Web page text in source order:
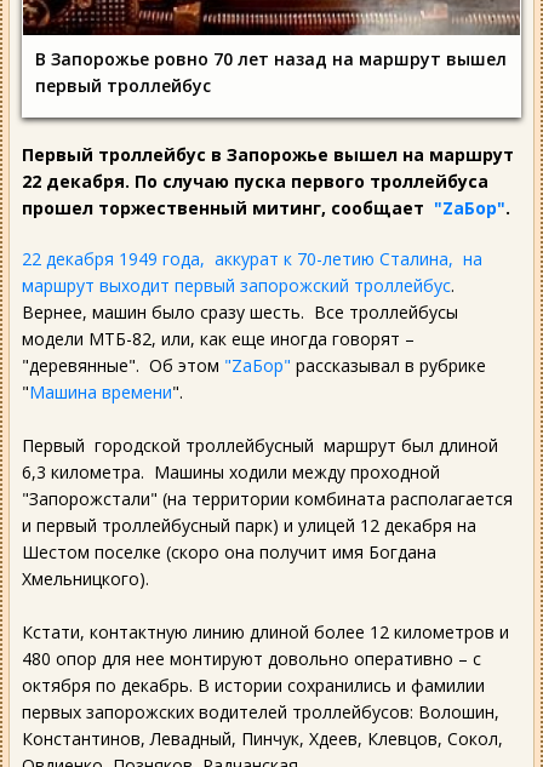
В Запорожье ровно 70 лет назад на маршрут вышел
первый троллейбус
Первый троллейбус в Запорожье вышел на маршрут
22 декабря. По случаю пуска первого троллейбуса
прошел торжественный митинг, сообщает "ZаБор".
22 декабря 1949 года, аккурат к 70-летию Сталина, на
маршрут выходит первый запорожский троллейбус.
Вернее, машин было сразу шесть. Все троллейбусы
модели МТБ-82, или, как еще иногда говорят –
"деревянные". Об этом "ZаБор" рассказывал в рубрике
"Машина времени".
Первый городской троллейбусный маршрут был длиной
6,3 километра. Машины ходили между проходной
"Запорожстали" (на территории комбината располагается
и первый троллейбусный парк) и улицей 12 декабря на
Шестом поселке (скоро она получит имя Богдана
Хмельницкого).
Кстати, контактную линию длиной более 12 километров и
480 опор для нее монтируют довольно оперативно – с
октября по декабрь. В истории сохранились и фамилии
первых запорожских водителей троллейбусов: Волошин,
Константинов, Левадный, Пинчук, Хдеев, Клевцов, Сокол,